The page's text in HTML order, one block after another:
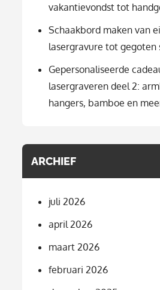
vakantievondst tot
Schaakbord maken van
lasergravure tot gegoten
Gepersonaliseerde
lasergraveren deel 2:
hangers, bamboe en
ARCHIEF
juli 2026
april 2026
maart 2026
februari 2026